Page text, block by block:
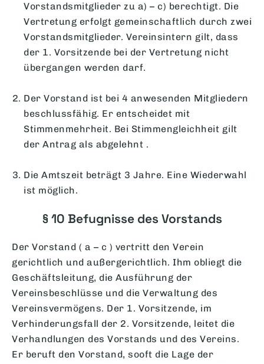
Vorstandsmitglieder zu a) – c) berechtigt. Die
Vertretung erfolgt gemeinschaftlich durch zwei
Vorstandsmitglieder. Vereinsintern gilt, dass
der 1. Vorsitzende bei der Vertretung nicht
übergangen werden darf.
Der Vorstand ist bei 4 anwesenden Mitgliedern
beschlussfähig. Er entscheidet mit
Stimmenmehrheit. Bei Stimmengleichheit gilt
der Antrag als abgelehnt .
Die Amtszeit beträgt 3 Jahre. Eine Wiederwahl
ist möglich.
§ 10 Befugnisse des Vorstands
Der Vorstand ( a – c ) vertritt den Verein
gerichtlich und außergerichtlich. Ihm obliegt die
Geschäftsleitung, die Ausführung der
Vereinsbeschlüsse und die Verwaltung des
Vereinsvermögens. Der 1. Vorsitzende, im
Verhinderungsfall der 2. Vorsitzende, leitet die
Verhandlungen des Vorstands und des Vereins.
Er beruft den Vorstand, sooft die Lage der